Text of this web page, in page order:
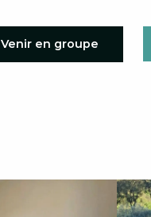
Venir en groupe